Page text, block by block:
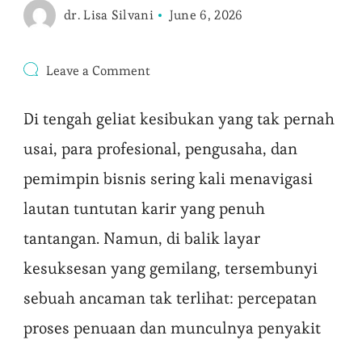
dr. Lisa Silvani June 6, 2026
Leave a Commenton
Rahasia
Tunda
dan
Penyakit
Kronis
Di tengah geliat kesibukan yang tak pernah
usai, para profesional, pengusaha, dan
pemimpin bisnis sering kali menavigasi
lautan tuntutan karir yang penuh
tantangan. Namun, di balik layar
kesuksesan yang gemilang, tersembunyi
sebuah ancaman tak terlihat: percepatan
proses penuaan dan munculnya penyakit